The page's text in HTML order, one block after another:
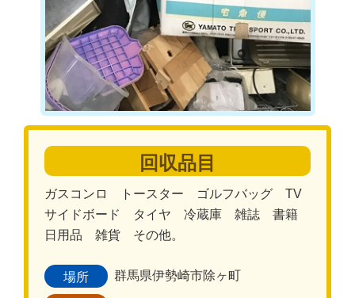
回収品目
ガスコンロ トースター ゴルフバッグ TV
サイドボード タイヤ 冷蔵庫 雑誌 書籍
日用品 雑貨 その他。
場所 群馬県伊勢崎市除ヶ町